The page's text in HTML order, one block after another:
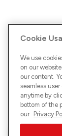
Cookie
We use
on our
our content.
seamless
anytime by
bottom of the
our Privacy